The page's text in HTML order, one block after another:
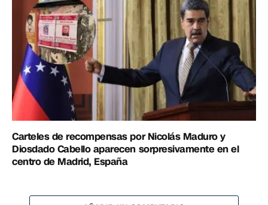
Carteles de recompensas por Nicolás Maduro y
Diosdado Cabello aparecen sorpresivamente en el
centro de Madrid, España